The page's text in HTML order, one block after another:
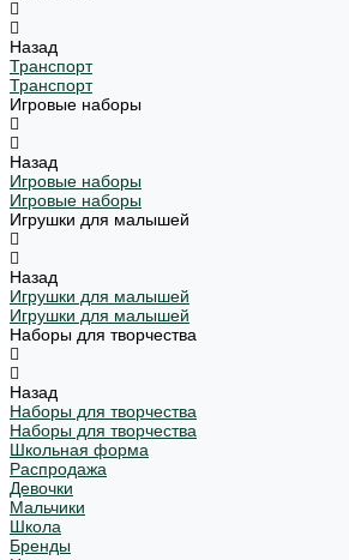
Назад
Транспорт
Транспорт
Игровые наборы
Назад
Игровые наборы
Игровые наборы
Игрушки для малышей
Назад
Игрушки для малышей
Игрушки для малышей
Наборы для творчества
Назад
Наборы для творчества
Наборы для творчества
Школьная форма
Распродажа
Девочки
Мальчики
Школа
Бренды